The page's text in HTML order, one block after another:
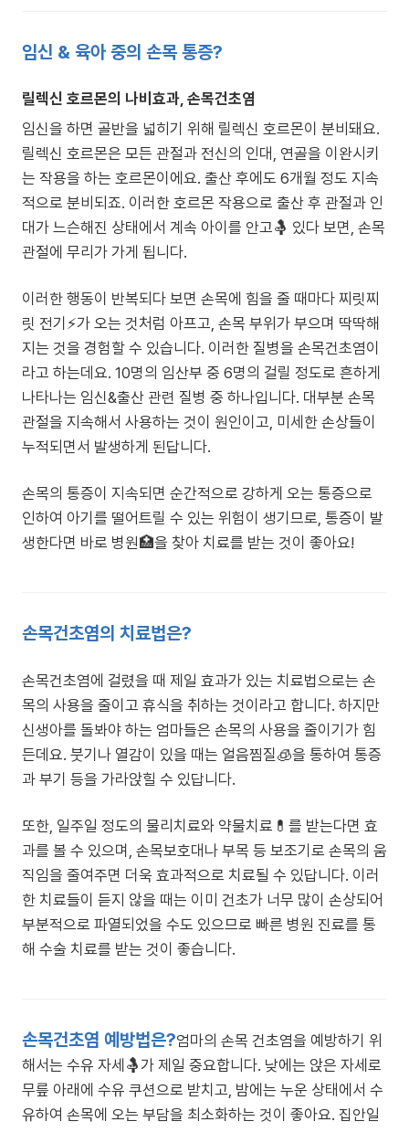
임신 & 육아 중의 손목 통증?
릴렉신 호르몬의 나비효과, 손목건초염
임신을 하면 골반을 넓히기 위해 릴렉신 호르몬이 분비돼요.
릴렉신 호르몬은 모든 관절과 전신의 인대, 연골을 이완시키
는 작용을 하는 호르몬이에요. 출산 후에도 6개월 정도 지속
적으로 분비되죠. 이러한 호르몬 작용으로 출산 후 관절과 인
대가 느슨해진 상태에서 계속 아이를 안고🤱 있다 보면, 손목
관절에 무리가 가게 됩니다.
이러한 행동이 반복되다 보면 손목에 힘을 줄 때마다 찌릿찌
릿 전기⚡가 오는 것처럼 아프고, 손목 부위가 부으며 딱딱해
지는 것을 경험할 수 있습니다. 이러한 질병을 손목건초염이
라고 하는데요. 10명의 임산부 중 6명의 걸릴 정도로 흔하게
나타나는 임신&출산 관련 질병 중 하나입니다. 대부분 손목
관절을 지속해서 사용하는 것이 원인이고, 미세한 손상들이
누적되면서 발생하게 된답니다.
손목의 통증이 지속되면 순간적으로 강하게 오는 통증으로
인하여 아기를 떨어트릴 수 있는 위험이 생기므로, 통증이 발
생한다면 바로 병원🏥을 찾아 치료를 받는 것이 좋아요!
손목건초염의 치료법은?
손목건초염에 걸렸을 때 제일 효과가 있는 치료법으로는 손
목의 사용을 줄이고 휴식을 취하는 것이라고 합니다. 하지만
신생아를 돌봐야 하는 엄마들은 손목의 사용을 줄이기가 힘
든데요. 붓기나 열감이 있을 때는 얼음찜질🧊을 통하여 통증
과 부기 등을 가라앉힐 수 있답니다.
또한, 일주일 정도의 물리치료와 약물치료💊를 받는다면 효
과를 볼 수 있으며, 손목보호대나 부목 등 보조기로 손목의 움
직임을 줄여주면 더욱 효과적으로 치료될 수 있답니다. 이러
한 치료들이 듣지 않을 때는 이미 건초가 너무 많이 손상되어
부분적으로 파열되었을 수도 있으므로 빠른 병원 진료를 통
해 수술 치료를 받는 것이 좋습니다.
손목건초염 예방법은?엄마의 손목 건초염을 예방하기 위
해서는 수유 자세🤱가 제일 중요합니다. 낮에는 앉은 자세로
무릎 아래에 수유 쿠션으로 받치고, 밤에는 누운 상태에서 수
유하여 손목에 오는 부담을 최소화하는 것이 좋아요. 집안일